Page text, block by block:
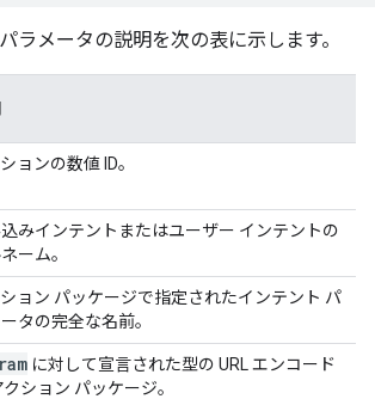
ラメータの説明を次の表に示します。
ョンの数値 ID。
みインテントまたはユーザー インテントの
ーム。
ョン パッケージで指定されたインテント パ
タの完全な名前。
に対して宣言された型の URL エンコード
ション パッケージ。